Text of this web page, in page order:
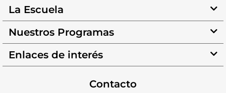
La Escuela
Nuestros Programas
Enlaces de interés
Contacto